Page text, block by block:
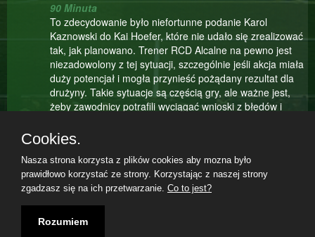
90 Minuta
To zdecydowanie było niefortunne podanie Karol
Kaznowski do Kai Hoefer, które nie udało się zrealizować
tak, jak planowano. Trener RCD Alcalne na pewno jest
niezadowolony z tej sytuacji, szczególnie jeśli akcja miała
duży potencjał i mogła przynieść pożądany rezultat dla
drużyny. Takie sytuacje są częścią gry, ale ważne jest,
żeby zawodnicy potrafili wyciągać wnioski z błędów i
akcja będzie motywacją dla zawodników do jeszcze
cięższej pracy na treningach i jeszcze większego
skupienia podczas meczów.
89 Minuta
89 Minuta
Regulamin Polityka prywatności
Cookies.
Nasza strona korzysta z plików cookies aby mozna było
prawidłowo korzystać ze strony. Korzystając z naszej strony
zgadzasz się na ich przetwarzanie. Co to jest?
Rozumiem